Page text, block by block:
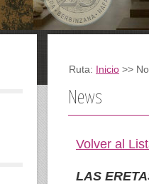
Ruta: Inicio >>
News
Volver al
LAS